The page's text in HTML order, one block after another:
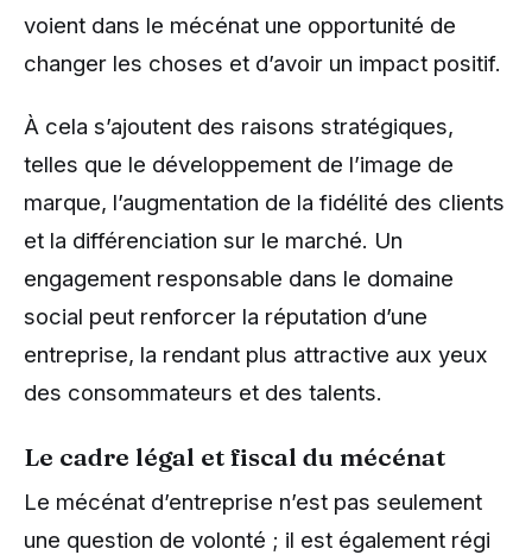
voient dans le mécénat une opportunité de
changer les choses et d’avoir un impact positif.
À cela s’ajoutent des raisons stratégiques,
telles que le développement de l’image de
marque, l’augmentation de la fidélité des clients
et la différenciation sur le marché. Un
engagement responsable dans le domaine
social peut renforcer la réputation d’une
entreprise, la rendant plus attractive aux yeux
des consommateurs et des talents.
Le cadre légal et fiscal du mécénat
Le mécénat d’entreprise n’est pas seulement
une question de volonté ; il est également régi